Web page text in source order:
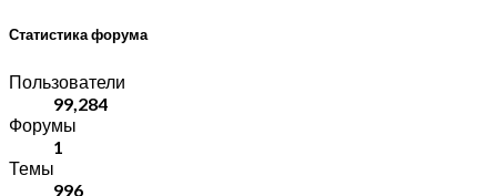
Статистика форума
Пользователи
99,284
Форумы
1
Темы
996